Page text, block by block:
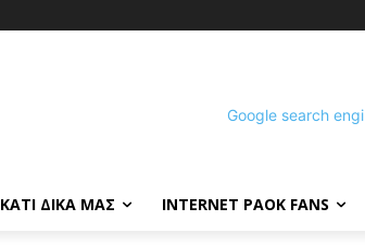
ΚΑΤΙ ΔΙΚΑ ΜΑΣ INTERNET PAOK FANS